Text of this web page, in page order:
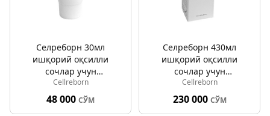
Селреборн 30мл
ишқорий оқсилли
сочлар учун
cеллреборн силкй
протеин шампуни
Cellreborn
48 000 СЎМ
Селреборн 430мл
ишқорий оқсилли
сочлар учун
cеллреборн силкй
протеин шампуни
Cellreborn
230 000 СЎМ